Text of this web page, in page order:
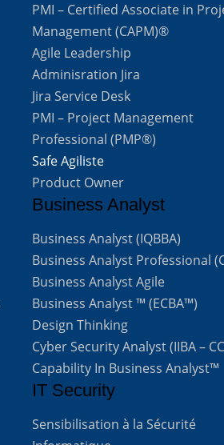
PMI – Certified Associate in
Management (CAPM)®
Agile Leadership
Adminisration Jira
Jira Service Desk
PMI – Project Management
Professional (PMP®)
Safe Agiliste
Product Owner
Business Analyst
Business Analyst (IQBBA)
Business Analyst Professional
Business Analyst Agile
Business Analyst ™ (ECBA™)
Design Thinking
Cyber Security Analyst (IIBA –
Capability In Business Analyst™
IT Security
Sensibilisation à la Sécurité